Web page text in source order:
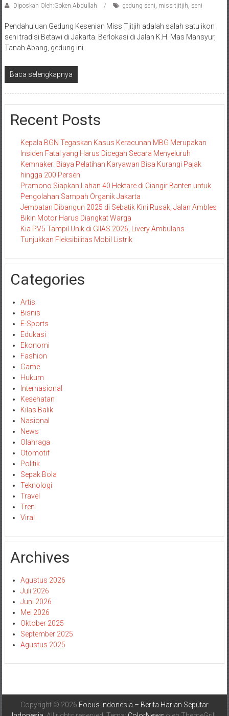
Diposkan Oleh:Goken Abdullah gedung seni, miss tjitjih, seni
Pendahuluan Gedung Kesenian Miss Tjitjih adalah salah satu ikon
seni tradisi Betawi di Jakarta. Berlokasi di Jalan K.H. Mas Mansyur,
Tanah Abang, gedung ini
Baca selengkapnya
Recent Posts
Kepala BGN Tegaskan Kasus Keracunan MBG Merupakan
Insiden Fatal yang Harus Dicegah Secara Menyeluruh
Kemnaker: Biaya Pelatihan Karyawan Bisa Kurangi Pajak
hingga 200 Persen
Pramono Siapkan Lahan 40 Hektare di Ciangir Banten untuk
Pengolahan Sampah Organik Jakarta
Jembatan Dibangun 2025 di Sebatik Kini Rusak, Jalan Ambles
Bikin Motor Harus Diangkat Warga
Kia PV5 Tampil Unik di GIIAS 2026, Livery Ambulans
Tunjukkan Fleksibilitas Mobil Listrik
Categories
Artis
Bisnis
E-Sports
Edukasi
Ekonomi
Fashion
Game
Hukum
Internasional
Kesehatan
Kilas Balik
Nasional
News
Olahraga
Otomotif
Politik
Sepak Bola
Teknologi
Travel
Tren
Viral
Archives
Agustus 2026
Juli 2026
Juni 2026
Mei 2026
Oktober 2025
September 2025
Agustus 2025
Copyright © 2026 Focus Indonesia – Berita Harian Seputar